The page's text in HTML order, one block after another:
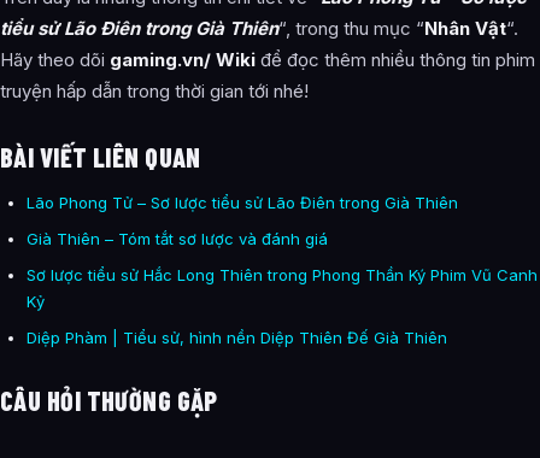
tiểu sử Lão Điên trong Già Thiên“, trong thu mục “Nhân Vật“.
Hãy theo dõi gaming.vn/ Wiki để đọc thêm nhiều thông tin phim
truyện hấp dẫn trong thời gian tới nhé!
BÀI VIẾT LIÊN QUAN
Lão Phong Tử – Sơ lược tiểu sử Lão Điên trong Già Thiên
Già Thiên – Tóm tắt sơ lược và đánh giá
Sơ lược tiểu sử Hắc Long Thiên trong Phong Thần Ký Phim Vũ Canh
Kỷ
Diệp Phàm | Tiểu sử, hình nền Diệp Thiên Đế Già Thiên
CÂU HỎI THƯỜNG GẶP